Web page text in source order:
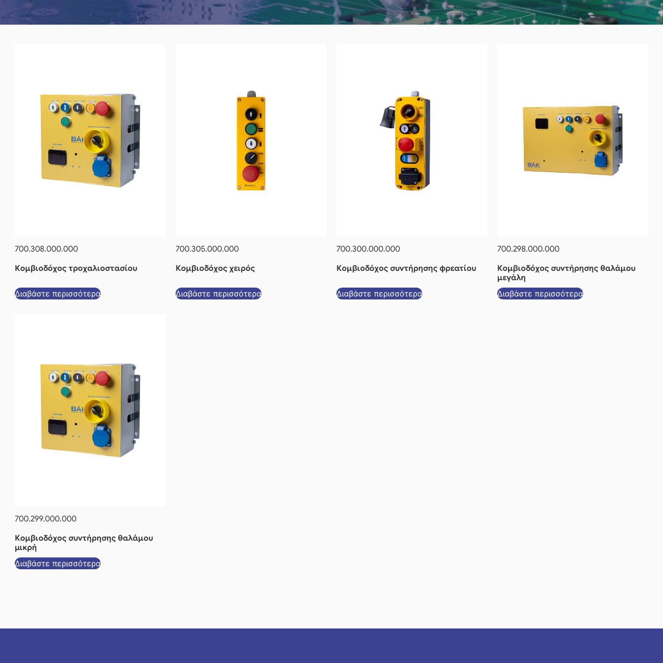
700.308.000.000
Κομβιοδόχος τροχαλιοστασίου
Διαβάστε περισσότερα
700.305.000.000
Κομβιοδόχος χειρός
Διαβάστε περισσότερα
700.300.000.000
Κομβιοδόχος συντήρησης φρεατίου
Διαβάστε περισσότερα
700.298.000.000
Κομβιοδόχος συντήρησης θαλάμου
μεγάλη
Διαβάστε περισσότερα
700.299.000.000
Κομβιοδόχος συντήρησης θαλάμου
μικρή
Διαβάστε περισσότερα